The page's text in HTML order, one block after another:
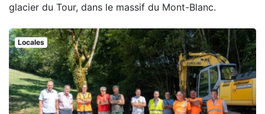
glacier du Tour, dans le massif du Mont-Blanc.
Locales